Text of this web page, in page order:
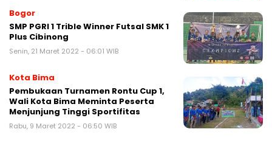
Bogor
SMP PGRI 1 Trible Winner Futsal SMK 1
Plus Cibinong
Senin, 21 Maret 2022 - 06:01 WIB
Kota Bima
Pembukaan Turnamen Rontu Cup 1,
Wali Kota Bima Meminta Peserta
Menjunjung Tinggi Sportifitas
Rabu, 9 Maret 2022 - 06:50 WIB